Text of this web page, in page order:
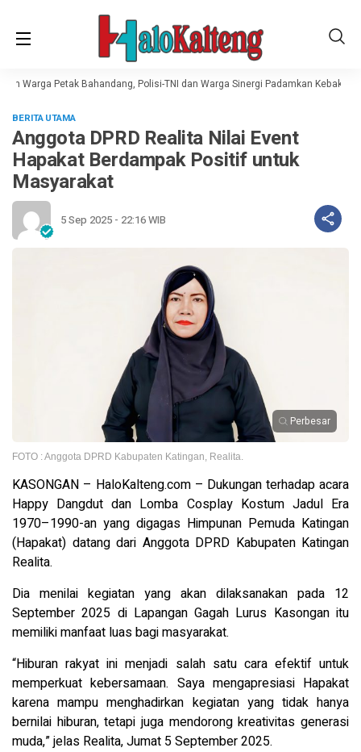
Warga Petak Bahandang, Polisi-TNI dan Warga Sinergi Padamkan Kebakaran
BERITA UTAMA
Anggota DPRD Realita Nilai Event
Hapakat Berdampak Positif untuk
Masyarakat
5 Sep 2025 - 22:16 WIB
Perbesar
FOTO : Anggota DPRD Kabupaten Katingan, Realita.
KASONGAN – HaloKalteng.com – Dukungan terhadap acara
Happy Dangdut dan Lomba Cosplay Kostum Jadul Era
1970–1990-an yang digagas Himpunan Pemuda Katingan
(Hapakat) datang dari Anggota DPRD Kabupaten Katingan
Realita.
Dia menilai kegiatan yang akan dilaksanakan pada 12
September 2025 di Lapangan Gagah Lurus Kasongan itu
memiliki manfaat luas bagi masyarakat.
“Hiburan rakyat ini menjadi salah satu cara efektif untuk
memperkuat kebersamaan. Saya mengapresiasi Hapakat
karena mampu menghadirkan kegiatan yang tidak hanya
bernilai hiburan, tetapi juga mendorong kreativitas generasi
muda,” jelas Realita, Jumat 5 September 2025.